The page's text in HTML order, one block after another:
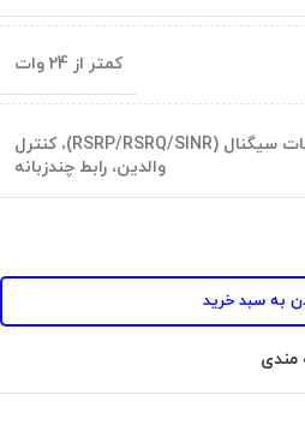
کمتر از 24 وات
نمایش اطلاعات سیگنال (RSRP/RSRQ/SINR)، کنترل
والدین، رابط چندزبانه
به سبد خرید
مندی